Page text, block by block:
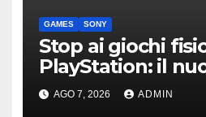
GAMES SONY
Stop ai giochi
PlayStation: il
Sony è
AGO 7, 2026 ADMIN